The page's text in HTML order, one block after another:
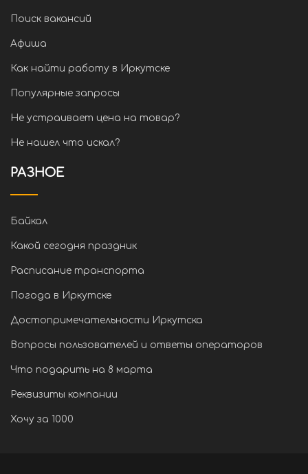
Поиск вакансий
Афиша
Как найти работу в Иркутске
Популярные запросы
Не устраивает цена на товар?
Не нашел что искал?
РАЗНОЕ
Байкал
Какой сегодня праздник
Расписание транспорта
Погода в Иркутске
Достопримечательности Иркутска
Вопросы пользователей и ответы операторов
Что подарить на 8 марта
Реквизиты компании
Хочу за 1000